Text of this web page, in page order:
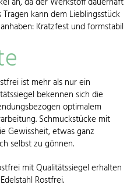
kann dem Lieblingsstück
Kratzfest und formstabil
ist mehr als nur ein
bekennen sich die
optimalem
Schmuckstücke mit
Gewissheit, etwas ganz
selbst zu gönnen.
mit Qualitätssiegel erhalten
Rostfrei.